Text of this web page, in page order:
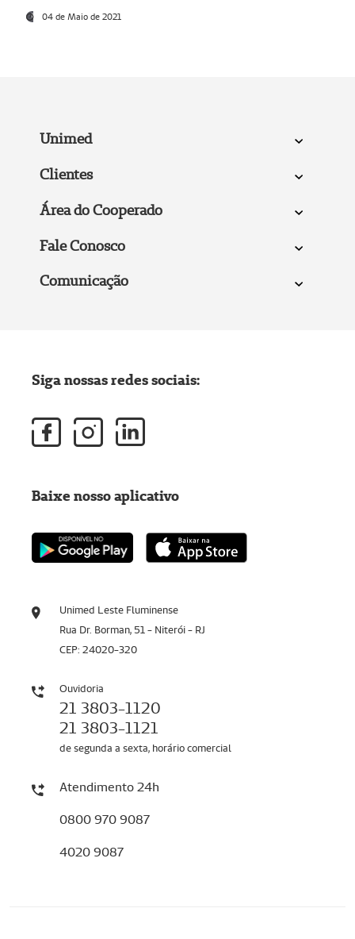
04 de Maio de 2021
Unimed
Clientes
Área do Cooperado
Fale Conosco
Comunicação
Unimed Leste Fluminense
Rua Dr. Borman, 51 - Niterói - RJ
CEP: 24020-320
Ouvidoria
21 3803-1120
21 3803-1121
de segunda a sexta, horário comercial
Atendimento 24h
0800 970 9087
4020 9087
Siga nossas redes sociais:
Baixe nosso aplicativo